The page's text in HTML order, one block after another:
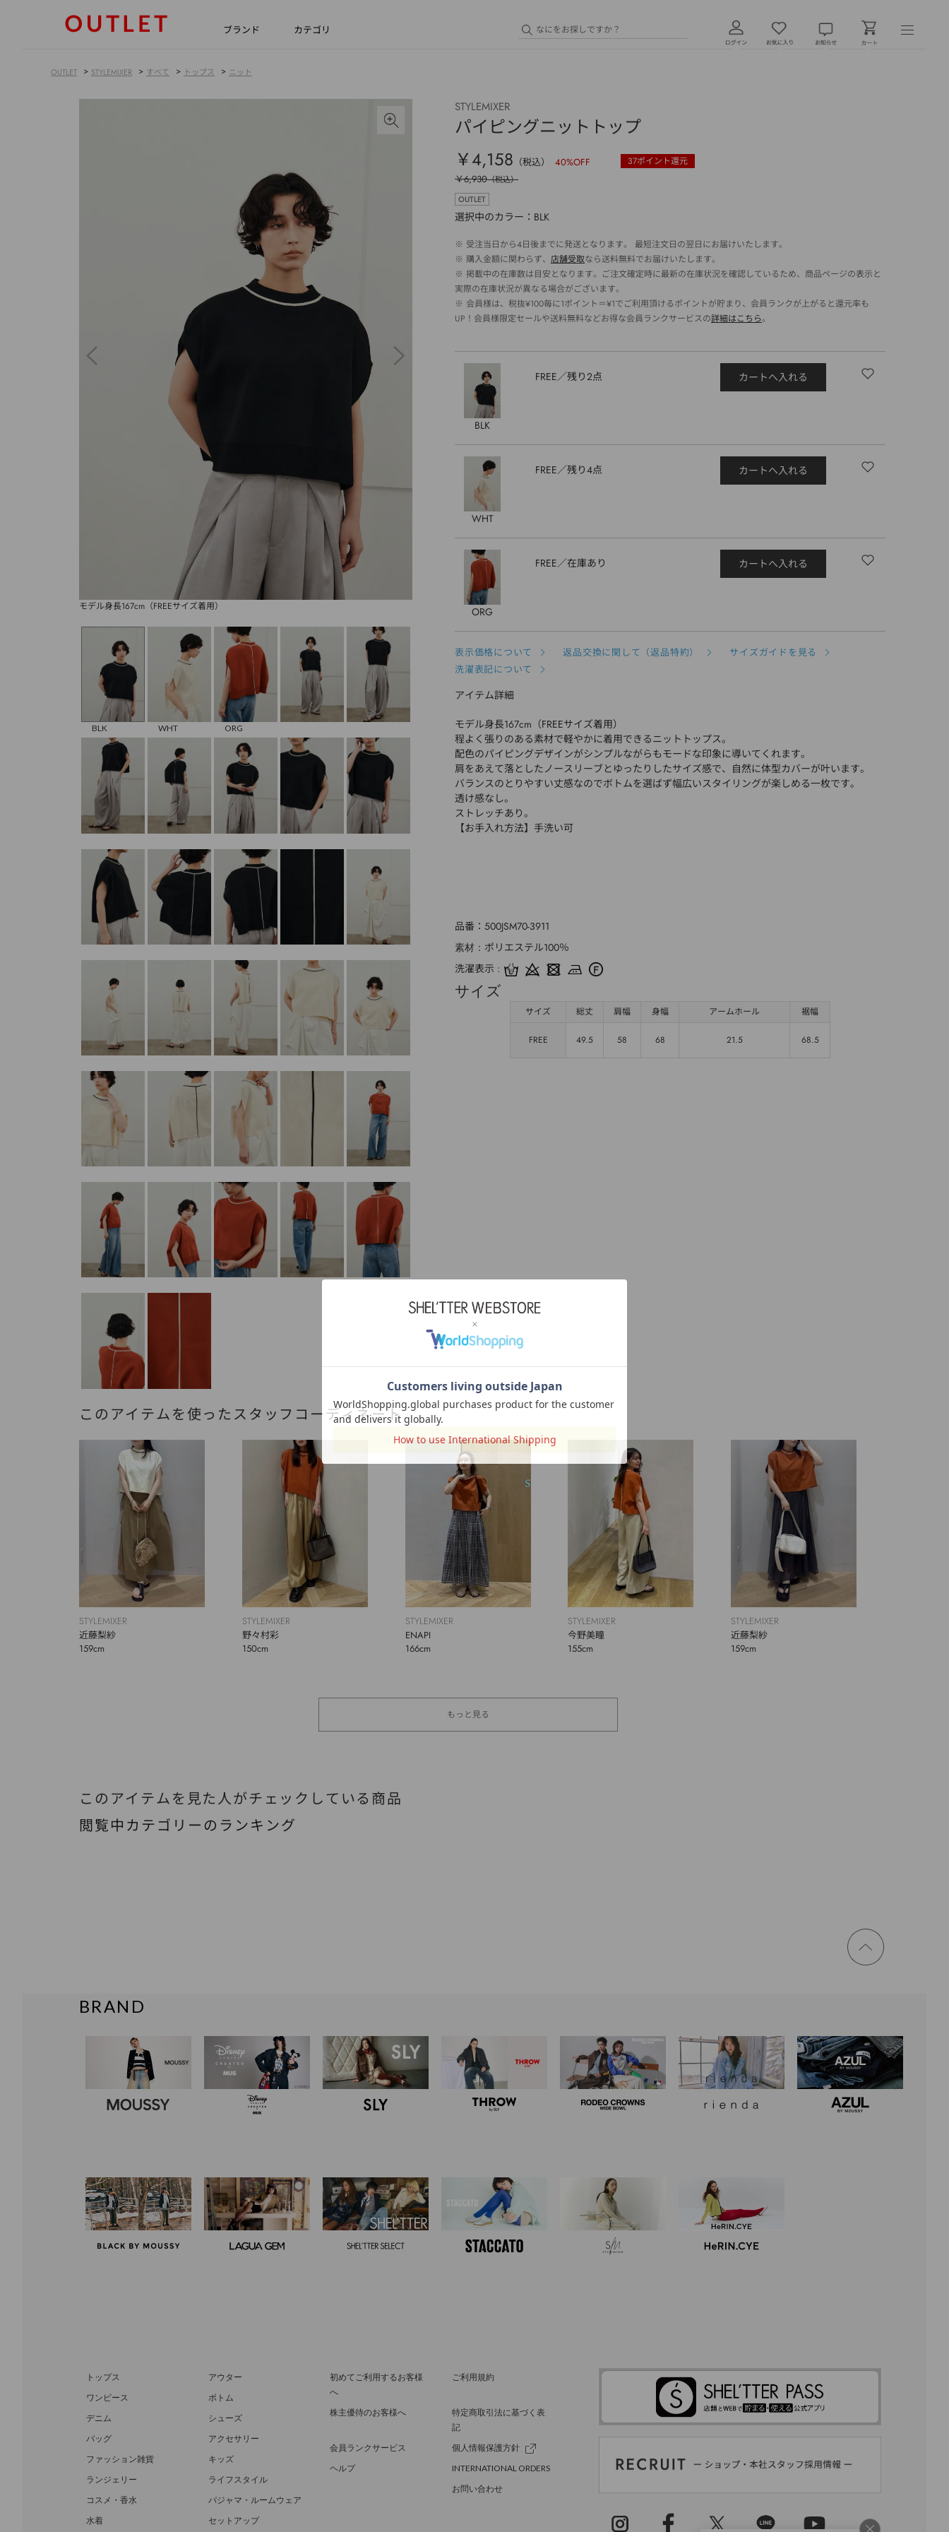
ブランド カテゴリ
OUTLET > STYLEMIXER > すべて > トップス > ニット
モデル身長167cm（FREEサイズ着用）
BLK WHT ORG
STYLEMIXER
パイピングニットトップ
￥4,158 （税込） 40%OFF 37ポイント還元
￥6,930（税込）
OUTLET
選択中のカラー：BLK
※ 受注当日から4日後までに発送となります。 最短注文日の翌日にお届けいたします。
※ 購入金額に関わらず、 店舗受取なら送料無料でお届けいたします。
※ 掲載中の在庫数は目安となります。ご注文確定時に最新の在庫状況を確認しているため、商品ページの表示と
実際の在庫状況が異なる場合がございます。
※ 会員様は、税抜¥100毎に1ポイント＝¥1でご利用頂けるポイントが貯まり、会員ランクが上がると還元率も
UP！会員様限定セールや送料無料などお得な会員ランクサービスの詳細はこちら。
BLK
FREE 残り2点 カートへ入れる
WHT
FREE 残り4点 カートへ入れる
ORG
FREE 在庫あり カートへ入れる
表示価格について 返品交換に関して（返品特約）
サイズガイドを見る
洗濯表記について
アイテム詳細
モデル身長167cm（FREEサイズ着用）
程よく張りのある素材で軽やかに着用できるニットトップス。
配色のパイピングデザインがシンプルながらもモードな印象に導いてくれます。
肩をあえて落としたノースリーブとゆったりしたサイズ感で、自然に体型カバーが叶います。
バランスのとりやすい丈感なのでボトムを選ばず幅広いスタイリングが楽しめる一枚です。
透け感なし。
ストレッチあり。
【お手入れ方法】手洗い可
品番 500JSM70-3911
素材
ポリエステル100％
洗濯表示
サイズ
サイズ 総丈 肩幅 身幅 アームホール 裾幅
FREE 49.5 58 68 21.5 68.5
このアイテムを使ったスタッフコーディネート
STYLEMIXER
近藤梨紗
159cm
STYLEMIXER
野々村彩
150cm
STYLEMIXER
ENAPI
166cm
STYLEMIXER
今野美瞳
155cm
STYLEMIXER
近藤梨紗
159cm
もっと見る
このアイテムを見た人がチェックしている商品
閲覧中カテゴリーのランキング
ページ
トップ
BRAND
トップス
アウター
ワンピース
ボトム
デニム
シューズ
バッグ
アクセサリー
ファッション雑貨
キッズ
ランジェリー
ライフスタイル
コスメ・香水
パジャマ・ルームウェア
水着
セットアップ
初めてご利用するお客様
へ
ご利用規約
株主優待のお客様へ
特定商取引法に基づく表
記
会員ランクサービス
個人情報保護方針
ヘルプ
INTERNATIONAL ORDERS
お問い合わせ